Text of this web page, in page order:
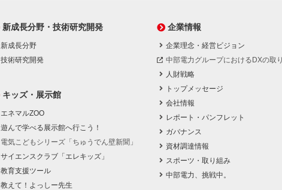
新成長分野・技術研究開発
新成長分野
技術研究開発
キッズ・展示館
エネマルZOO
遊んで学べる展示館へ行こう！
電気こどもシリーズ「ちゅうでん壁新聞」
サイエンスクラブ「エレキッズ」
教育支援ツール
教えて！よっしー先生
企業情報
企業理念・経営ビジョン
中部電力グループにおけるDXの取
人財戦略
トップメッセージ
会社情報
レポート・パンフレット
ガバナンス
資材調達情報
スポーツ・取り組み
中部電力、挑戦中。